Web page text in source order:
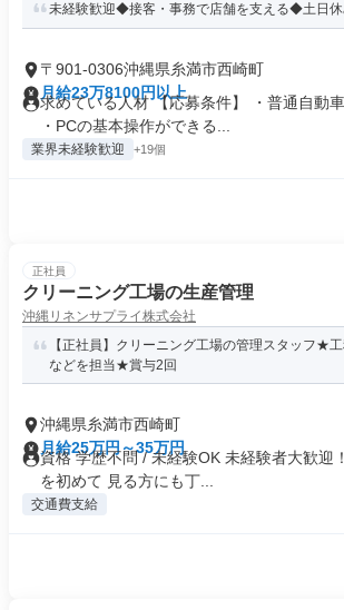
未経験歓迎◆接客・事務で店舗を支える◆土日休
〒901-0306沖縄県糸満市西崎町
月給23万8100円以上
求めている人材 【応募条件】 ・普通自動車
・PCの基本操作ができる...
業界未経験歓迎 +19個
正社員
クリーニング工場の生産管理
沖縄リネンサプライ株式会社
【正社員】クリーニング工場の管理スタッフ★
などを担当★賞与2回
沖縄県糸満市西崎町
月給25万円～35万円
資格 学歴不問 / 未経験OK 未経験者大歓迎
を初めて 見る方にも丁...
交通費支給